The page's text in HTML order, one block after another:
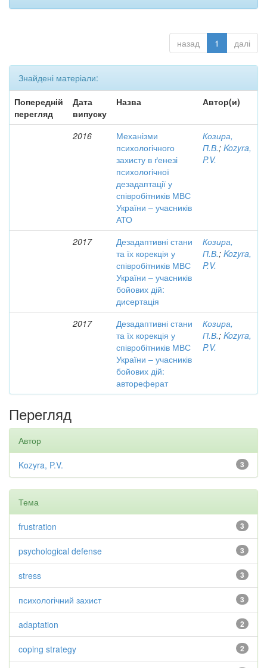
назад 1 далі
Знайдені матеріали:
Попередній
перегляд
Дата
випуску
Назва Автор(и)
2016
Механізми
психологічного
захисту в ґенезі
психологічної
дезадаптації у
співробітників МВС
України – учасників
АТО
Козира,
П.В.; Kozyra,
P.V.
2017
Дезадаптивні стани
та їх корекція у
співробітників МВС
України – учасників
бойових дій:
дисертація
Козира,
П.В.; Kozyra,
P.V.
2017
Дезадаптивні стани
та їх корекція у
співробітників МВС
України – учасників
бойових дій:
автореферат
Козира,
П.В.; Kozyra,
P.V.
Перегляд
Автор
3
Kozyra, P.V.
Тема
3
frustration
3
psychological defense
3
stress
3
психологічний захист
2
adaptation
2
coping strategy